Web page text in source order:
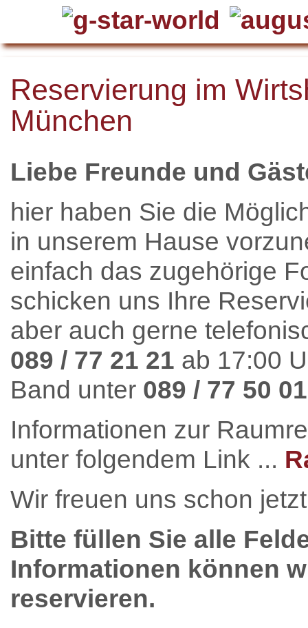
Reservierung im
München
Liebe Freunde und
hier haben Sie die
in unserem Hause
einfach das zugehörige
schicken uns Ihre
aber auch gerne
089 / 77 21 21 ab 17:00
Band unter 089 / 77 50 01
Informationen zur
unter folgendem Link ...
Wir freuen uns schon
Bitte füllen Sie alle
Informationen können
reservieren.